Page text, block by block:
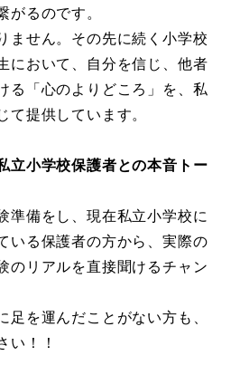
がるのです。
ません。その先に続く小学校
において、自分を信じ、他者
る「心のよりどころ」を、私
て提供しています。
立小学校保護者との本音トー
準備をし、現在私立小学校に
いる保護者の方から、実際の
のリアルを直接聞けるチャン
足を運んだことがない方も、
い！！